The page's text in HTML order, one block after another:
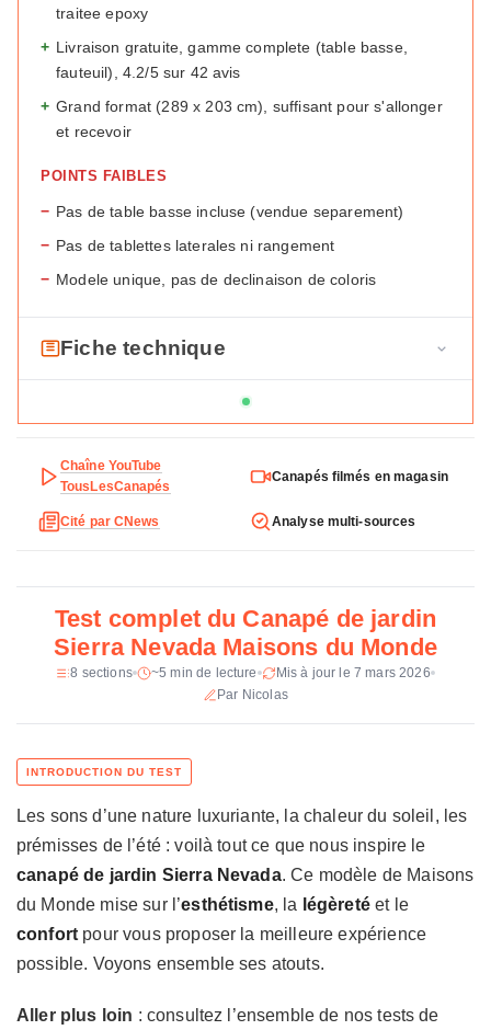
traitee epoxy
+ Livraison gratuite, gamme complete (table basse,
fauteuil), 4.2/5 sur 42 avis
+ Grand format (289 x 203 cm), suffisant pour s'allonger
et recevoir
POINTS FAIBLES
− Pas de table basse incluse (vendue separement)
− Pas de tablettes laterales ni rangement
− Modele unique, pas de declinaison de coloris
Fiche technique
e
t
e
h
d
C
n
a
p
é
e
j
r
Maisons du Monde
Type Angle de jardin 6 places
Dimensions 83 x 289,5 x 203 cm
Garnissage Mousse polyester 25 kg/m3
Structure
Resine tressee PE traitee epoxy,
pieds metal
Chaîne YouTube
TousLesCanapés
Canapés filmés en magasin
Cité par CNews Analyse multi-sources
Test complet du Canapé de jardin
Sierra Nevada Maisons du Monde
8 sections ~5 min de lecture
Mis à jour le 7 mars 2026
Par Nicolas
Les sons d’une nature luxuriante, la chaleur du soleil, les
prémisses de l’été : voilà tout ce que nous inspire le
canapé de jardin Sierra Nevada. Ce modèle de Maisons
du Monde mise sur l’esthétisme, la légèretéet le
confort pour vous proposer la meilleure expérience
possible. Voyons ensemble ses atouts.
Aller plus loin : consultez l’ensemble de nos tests de